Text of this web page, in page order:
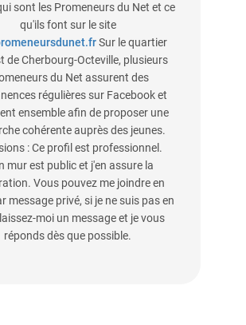
sont les Promeneurs du Net et ce
qu'ils font sur le site
Sur le quartier
de Cherbourg-Octeville, plusieurs
du Net assurent des
régulières sur Facebook et
ensemble afin de proposer une
cohérente auprès des jeunes.
: Ce profil est professionnel.
mur est public et j'en assure la
Vous pouvez me joindre en
message privé, si je ne suis pas en
laissez-moi un message et je vous
réponds dès que possible.